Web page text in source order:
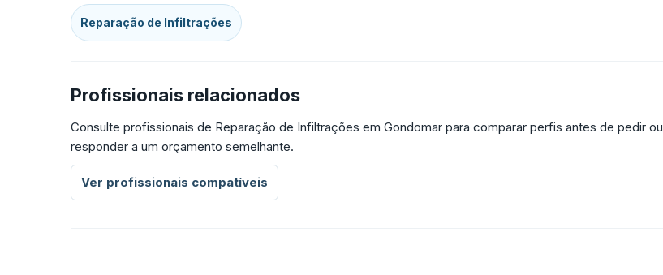
Reparação de Infiltrações
Profissionais relacionados
Consulte profissionais de Reparação de Infiltrações em Gondomar para comparar perfis antes de pedir ou
responder a um orçamento semelhante.
Ver profissionais compatíveis